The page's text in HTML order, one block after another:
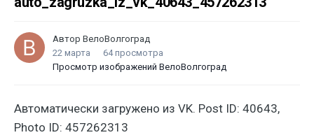
Автор ВелоВолгоград
22 марта
64 просмотра
Просмотр изображений ВелоВолгоград
Автоматически загружено из VK. Post ID: 40643,
Photo ID: 457262313